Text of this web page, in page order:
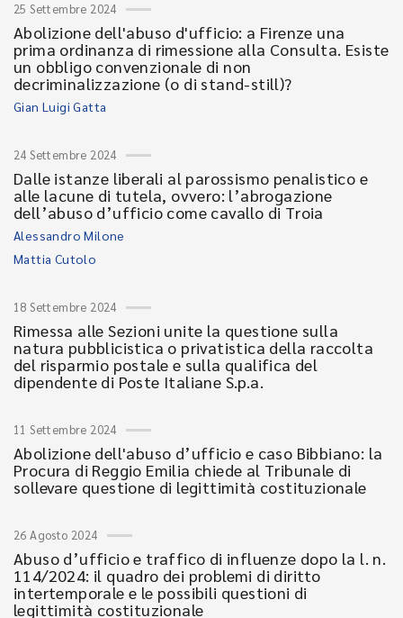
25 Settembre 2024
Abolizione dell'abuso d'ufficio: a Firenze una
prima ordinanza di rimessione alla Consulta. Esiste
un obbligo convenzionale di non
decriminalizzazione (o di stand-still)?
Gian Luigi Gatta
24 Settembre 2024
Dalle istanze liberali al parossismo penalistico e
alle lacune di tutela, ovvero: l’abrogazione
dell’abuso d’ufficio come cavallo di Troia
Alessandro Milone
Mattia Cutolo
18 Settembre 2024
Rimessa alle Sezioni unite la questione sulla
natura pubblicistica o privatistica della raccolta
del risparmio postale e sulla qualifica del
dipendente di Poste Italiane S.p.a.
11 Settembre 2024
Abolizione dell'abuso d’ufficio e caso Bibbiano: la
Procura di Reggio Emilia chiede al Tribunale di
sollevare questione di legittimità costituzionale
26 Agosto 2024
Abuso d’ufficio e traffico di influenze dopo la l. n.
114/2024: il quadro dei problemi di diritto
intertemporale e le possibili questioni di
legittimità costituzionale